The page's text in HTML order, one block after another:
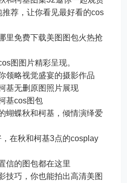
荐，让你看见最好看的cos
里免费下载美图图包火热抢
图图片精彩呈现。
领略视觉盛宴的摄影作品
基无删原图照片展现
基cos图包
蝴蝶秋和柯基，倾情演绎爱
在秋和柯基3点的cosplay
信的图包都在这里
技巧，你也能拍出高清美图